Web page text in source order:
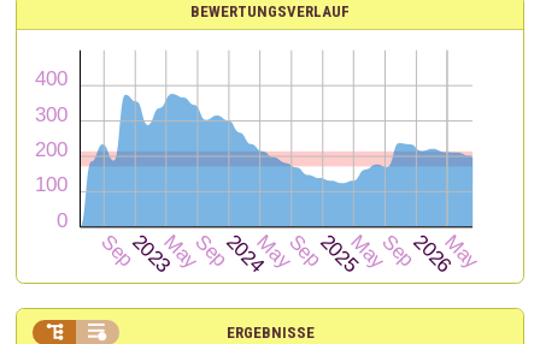
BEWERTUNGSVERLAUF
ERGEBNISSE
 